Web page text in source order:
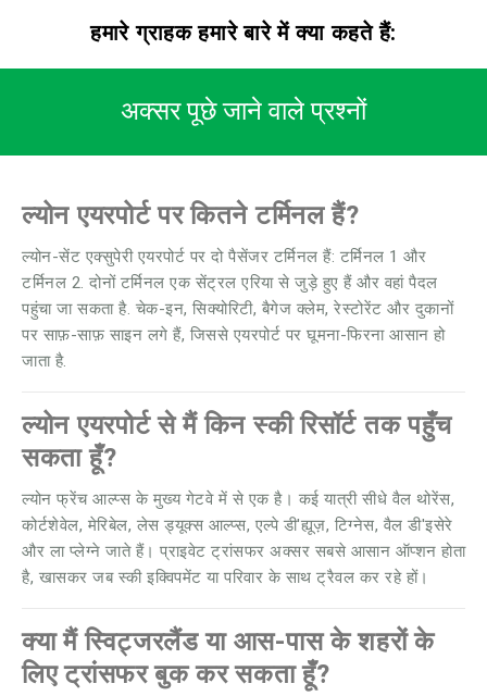
हमारे ग्राहक हमारे बारे में क्या कहते हैं:
अक्सर पूछे जाने वाले प्रश्नों
ल्योन एयरपोर्ट पर कितने टर्मिनल हैं?
ल्योन-सेंट एक्सुपेरी एयरपोर्ट पर दो पैसेंजर टर्मिनल हैं: टर्मिनल 1 और
टर्मिनल 2. दोनों टर्मिनल एक सेंट्रल एरिया से जुड़े हुए हैं और वहां पैदल
पहुंचा जा सकता है. चेक-इन, सिक्योरिटी, बैगेज क्लेम, रेस्टोरेंट और दुकानों
पर साफ़-साफ़ साइन लगे हैं, जिससे एयरपोर्ट पर घूमना-फिरना आसान हो
जाता है.
ल्योन एयरपोर्ट से मैं किन स्की रिसॉर्ट तक पहुँच
सकता हूँ?
ल्योन फ्रेंच आल्प्स के मुख्य गेटवे में से एक है। कई यात्री सीधे वैल थोरेंस,
कोर्टशेवेल, मेरिबेल, लेस ड्यूक्स आल्प्स, एल्पे डी'ह्यूज़, टिग्नेस, वैल डी'इसेरे
और ला प्लेग्ने जाते हैं। प्राइवेट ट्रांसफर अक्सर सबसे आसान ऑप्शन होता
है, खासकर जब स्की इक्विपमेंट या परिवार के साथ ट्रैवल कर रहे हों।
क्या मैं स्विट्जरलैंड या आस-पास के शहरों के
लिए ट्रांसफर बुक कर सकता हूँ?